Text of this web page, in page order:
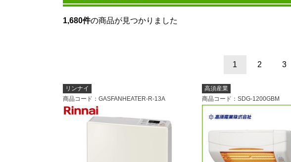
1,680件の商品が見つかりました
1 2 3
リンナイ
商品コード ：GASFANHEATER-R-13A
高須産業
商品コード ：SDG-1200GBM